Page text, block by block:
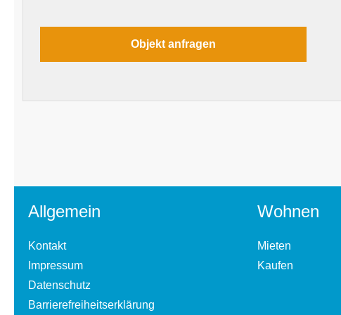
Allgemein
Kontakt
Impressum
Datenschutz
Barrierefreiheitserklärung
Wohnen
Mieten
Kaufen